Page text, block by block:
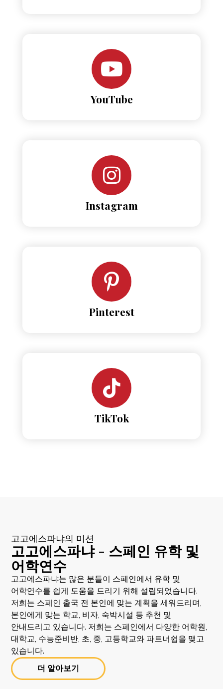
YouTube
Instagram
Pinterest
TikTok
고고에스파냐의 미션
고고에스파냐 - 스페인 유학 및
어학연수
고고에스파냐는 많은 분들이 스페인에서 유학 및
어학연수를 쉽게 도움을 드리기 위해 설립되었습니다.
저희는 스페인 출국 전 본인에 맞는 계획을 세워드리며,
본인에게 맞는 학교, 비자, 숙박시설 등 추천 및
안내드리고 있습니다. 저희는 스페인에서 다양한 어학원,
대학교, 수능준비반, 초, 중, 고등학교와 파트너쉽을 맺고
있습니다.
더 알아보기